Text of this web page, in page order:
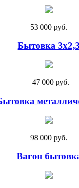
53 000 руб.
Бытовка 3х2,3
47 000 руб.
98 000 руб.
Вагон